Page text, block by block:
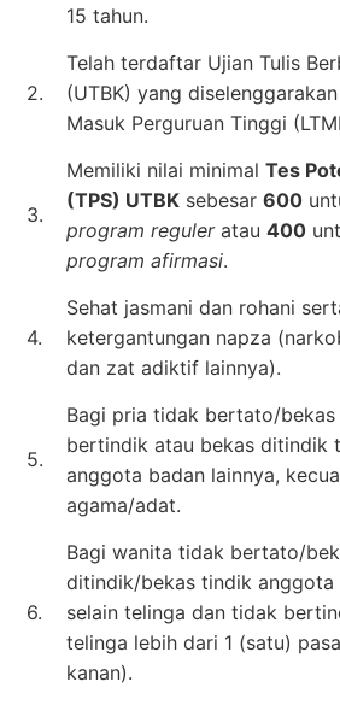
15 tahun.
2.
Telah terdaftar Ujian Tulis
(UTBK) yang
Masuk Perguruan Tinggi
3.
Memiliki nilai minimal Tes
(TPS) UTBK sebesar 600
program reguleratau 400
program afirmasi.
4.
Sehat jasmani dan rohani
ketergantungan napza
dan zat adiktif lainnya).
5.
Bagi pria tidak bertato/
bertindik atau bekas ditindik
anggota badan lainnya,
agama/adat.
6.
Bagi wanita tidak bertato/
ditindik/bekas tindik anggota
selain telinga dan tidak
telinga lebih dari 1 (satu)
kanan).